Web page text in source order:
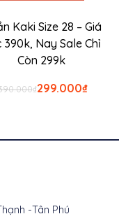
Kaki Size 28 – Giá
390k, Nay Sale Chỉ
Còn 299k
₫Giá
₫
299.000 Giá
-Tân Phú